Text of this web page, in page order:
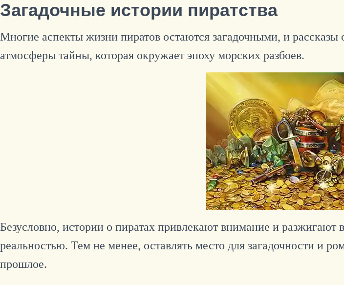
Загадочные истории пиратства
Многие аспекты жизни пиратов остаются загадочными, и
атмосферы тайны, которая окружает эпоху морских разбоев.
Безусловно, истории о пиратах привлекают внимание и
реальностью. Тем не менее, оставлять место для загадочности и
прошлое.